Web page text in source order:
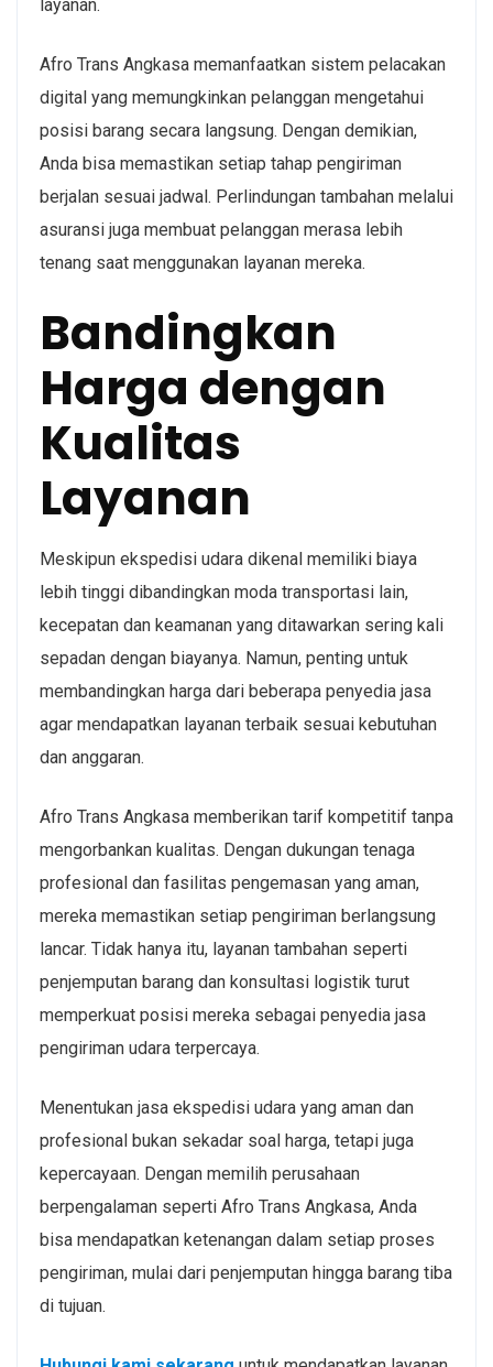
layanan.
Afro Trans Angkasa memanfaatkan sistem pelacakan
digital yang memungkinkan pelanggan mengetahui
posisi barang secara langsung. Dengan demikian,
Anda bisa memastikan setiap tahap pengiriman
berjalan sesuai jadwal. Perlindungan tambahan melalui
asuransi juga membuat pelanggan merasa lebih
tenang saat menggunakan layanan mereka.
Bandingkan
Harga dengan
Kualitas
Layanan
Meskipun ekspedisi udara dikenal memiliki biaya
lebih tinggi dibandingkan moda transportasi lain,
kecepatan dan keamanan yang ditawarkan sering kali
sepadan dengan biayanya. Namun, penting untuk
membandingkan harga dari beberapa penyedia jasa
agar mendapatkan layanan terbaik sesuai kebutuhan
dan anggaran.
Afro Trans Angkasa memberikan tarif kompetitif tanpa
mengorbankan kualitas. Dengan dukungan tenaga
profesional dan fasilitas pengemasan yang aman,
mereka memastikan setiap pengiriman berlangsung
lancar. Tidak hanya itu, layanan tambahan seperti
penjemputan barang dan konsultasi logistik turut
memperkuat posisi mereka sebagai penyedia jasa
pengiriman udara terpercaya.
Menentukan jasa ekspedisi udara yang aman dan
profesional bukan sekadar soal harga, tetapi juga
kepercayaan. Dengan memilih perusahaan
berpengalaman seperti Afro Trans Angkasa, Anda
bisa mendapatkan ketenangan dalam setiap proses
pengiriman, mulai dari penjemputan hingga barang tiba
di tujuan.